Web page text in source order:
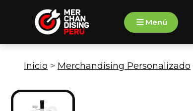
Menú
Inicio > Merchandising Personalizado